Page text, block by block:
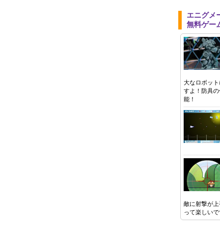
エニグメ
無料ゲー
大なロボッ
すよ！防具
能！
敵に射撃が
って楽しい